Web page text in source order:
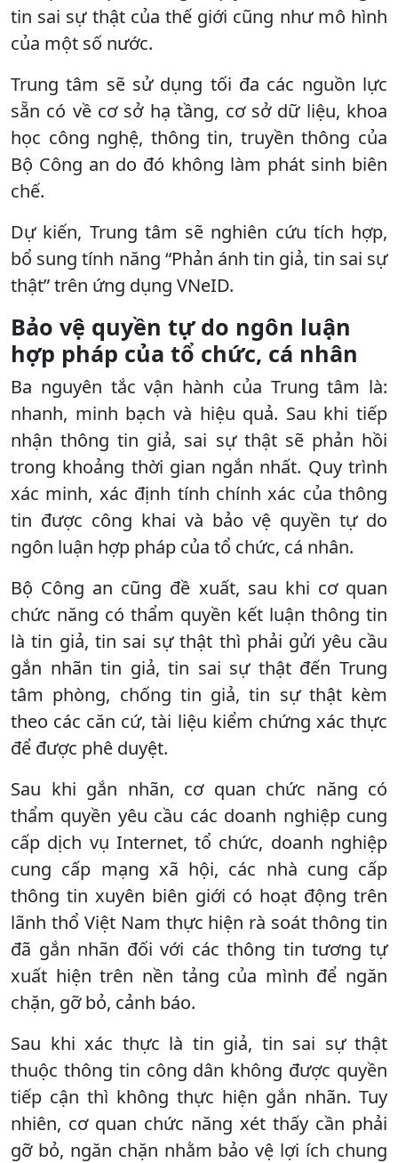
tin sai sự thật của thế giới cũng như mô hình
của một số nước.
Trung tâm sẽ sử dụng tối đa các nguồn lực
sẵn có về cơ sở hạ tầng, cơ sở dữ liệu, khoa
học công nghệ, thông tin, truyền thông của
Bộ Công an do đó không làm phát sinh biên
chế.
Dự kiến, Trung tâm sẽ nghiên cứu tích hợp,
bổ sung tính năng “Phản ánh tin giả, tin sai sự
thật” trên ứng dụng VNeID.
Bảo vệ quyền tự do ngôn luận
hợp pháp của tổ chức, cá nhân
Ba nguyên tắc vận hành của Trung tâm là:
nhanh, minh bạch và hiệu quả. Sau khi tiếp
nhận thông tin giả, sai sự thật sẽ phản hồi
trong khoảng thời gian ngắn nhất. Quy trình
xác minh, xác định tính chính xác của thông
tin được công khai và bảo vệ quyền tự do
ngôn luận hợp pháp của tổ chức, cá nhân.
Bộ Công an cũng đề xuất, sau khi cơ quan
chức năng có thẩm quyền kết luận thông tin
là tin giả, tin sai sự thật thì phải gửi yêu cầu
gắn nhãn tin giả, tin sai sự thật đến Trung
tâm phòng, chống tin giả, tin sự thật kèm
theo các căn cứ, tài liệu kiểm chứng xác thực
để được phê duyệt.
Sau khi gắn nhãn, cơ quan chức năng có
thẩm quyền yêu cầu các doanh nghiệp cung
cấp dịch vụ Internet, tổ chức, doanh nghiệp
cung cấp mạng xã hội, các nhà cung cấp
thông tin xuyên biên giới có hoạt động trên
lãnh thổ Việt Nam thực hiện rà soát thông tin
đã gắn nhãn đối với các thông tin tương tự
xuất hiện trên nền tảng của mình để ngăn
chặn, gỡ bỏ, cảnh báo.
Sau khi xác thực là tin giả, tin sai sự thật
thuộc thông tin công dân không được quyền
tiếp cận thì không thực hiện gắn nhãn. Tuy
nhiên, cơ quan chức năng xét thấy cần phải
gỡ bỏ, ngăn chặn nhằm bảo vệ lợi ích chung